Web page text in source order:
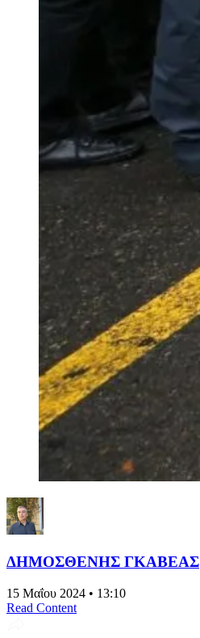
ΔΗΜΟΣΘΕΝΗΣ ΓΚΑΒΕΑΣ
15 Μαΐου 2024 • 13:10
Read Content